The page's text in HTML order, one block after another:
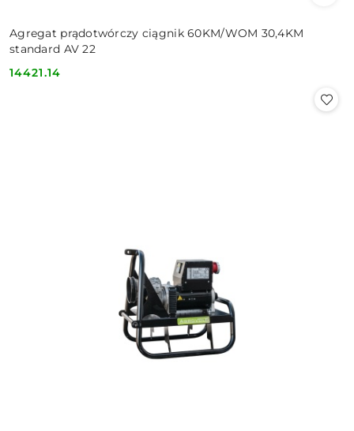
Agregat prądotwórczy ciągnik 60KM/WOM 30,4KM
standard AV 22
Cena:
14421.14